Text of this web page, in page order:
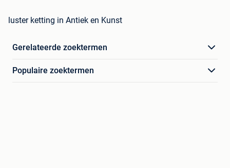
luster ketting in Antiek en Kunst
Gerelateerde zoektermen
Populaire zoektermen